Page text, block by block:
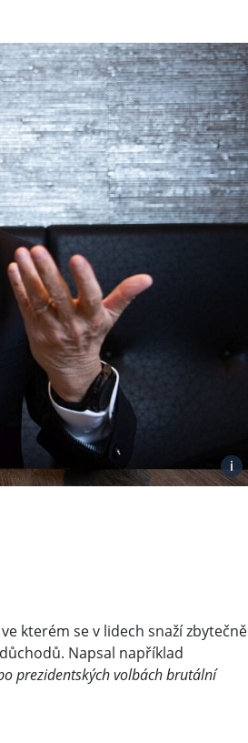
i
kterém se v lidech snaží zbytečně
Napsal například
prezidentských volbách brutální